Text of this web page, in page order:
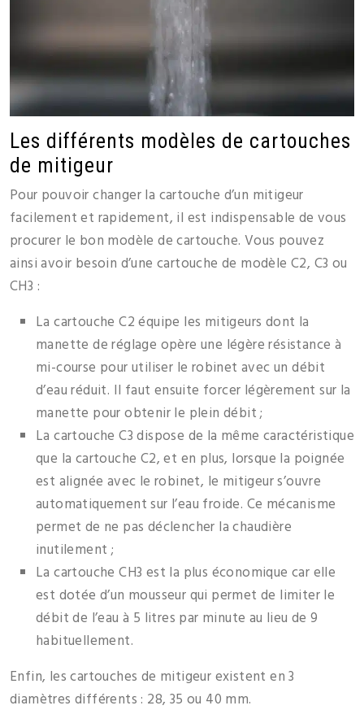
Les différents modèles de cartouches
de mitigeur
Pour pouvoir changer la cartouche d’un mitigeur
facilement et rapidement, il est indispensable de vous
procurer le bon modèle de cartouche. Vous pouvez
ainsi avoir besoin d’une cartouche de modèle C2, C3 ou
CH3 :
La cartouche C2 équipe les mitigeurs dont la
manette de réglage opère une légère résistance à
mi-course pour utiliser le robinet avec un débit
d’eau réduit. Il faut ensuite forcer légèrement sur la
manette pour obtenir le plein débit ;
La cartouche C3 dispose de la même caractéristique
que la cartouche C2, et en plus, lorsque la poignée
est alignée avec le robinet, le mitigeur s’ouvre
automatiquement sur l’eau froide. Ce mécanisme
permet de ne pas déclencher la chaudière
inutilement ;
La cartouche CH3 est la plus économique car elle
est dotée d’un mousseur qui permet de limiter le
débit de l’eau à 5 litres par minute au lieu de 9
habituellement.
Enfin, les cartouches de mitigeur existent en 3
diamètres différents : 28, 35 ou 40 mm.